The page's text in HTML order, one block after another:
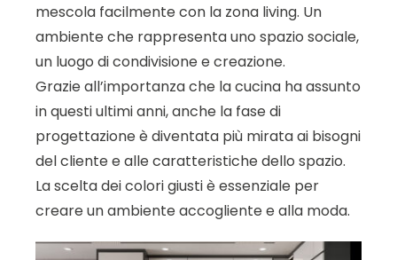
mescola facilmente con la zona living. Un
ambiente che rappresenta uno spazio sociale,
un luogo di condivisione e creazione.
Grazie all’importanza che la cucina ha assunto
in questi ultimi anni, anche la fase di
progettazione è diventata più mirata ai bisogni
del cliente e alle caratteristiche dello spazio.
La scelta dei colori giusti è essenziale per
creare un ambiente accogliente e alla moda.